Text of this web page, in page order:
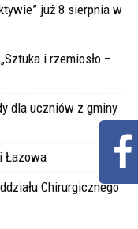
już 8 sierpnia w
i rzemiosło –
dla uczniów z gminy
Łazowa
Chirurgicznego